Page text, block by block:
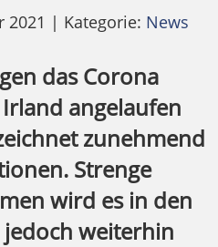
2021 | Kategorie: News
das Corona
angelaufen
zunehmend
Strenge
wird es in den
weiterhin